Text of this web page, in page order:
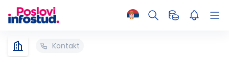
Kontakt